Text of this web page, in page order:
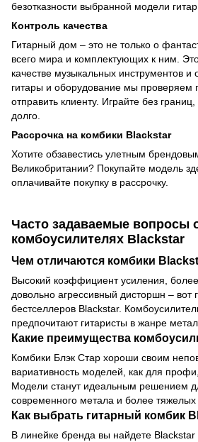
безотказности выбранной модели
Контроль качества
Гитарный дом – это не только о
всего мира и комплектующих к ним.
качестве музыкальных инструментов и
гитары и оборудование мы проверяем
отправить клиенту. Играйте без
долго.
Рассрочка на комбики Blackstar
Хотите обзавестись улетным
Великобритании? Покупайте модель
оплачивайте покупку в рассрочку.
Часто задаваемые вопросы
комбоусилителях Blackstar
Чем отличаются комбики
Высокий коэффициент усиления,
довольно агрессивный дисторшн – вот
бестселлеров Blackstar.
предпочитают гитаристы в жанре метал.
Какие преимущества
Комбики Блэк Стар хороши своим
вариативность моделей, как для
Модели станут идеальным решением
современного метала и более тяжелых
Как выбрать гитарный комбик
В линейке бренда вы найдете